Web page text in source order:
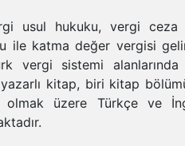
usul hukuku, vergi
ile katma değer vergisi
vergi sistemi alanlarında
yazarlı kitap, biri kitap
olmak üzere Türkçe ve